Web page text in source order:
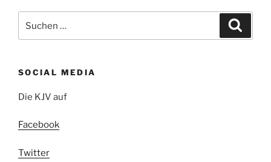
nach:
SOCIAL MEDIA
Die KJV auf
Facebook
Twitter